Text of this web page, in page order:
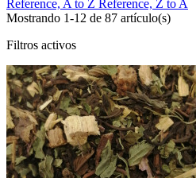
Reference, A to Z Reference, Z to A
Mostrando 1-12 de 87 artículo(s)
Filtros activos